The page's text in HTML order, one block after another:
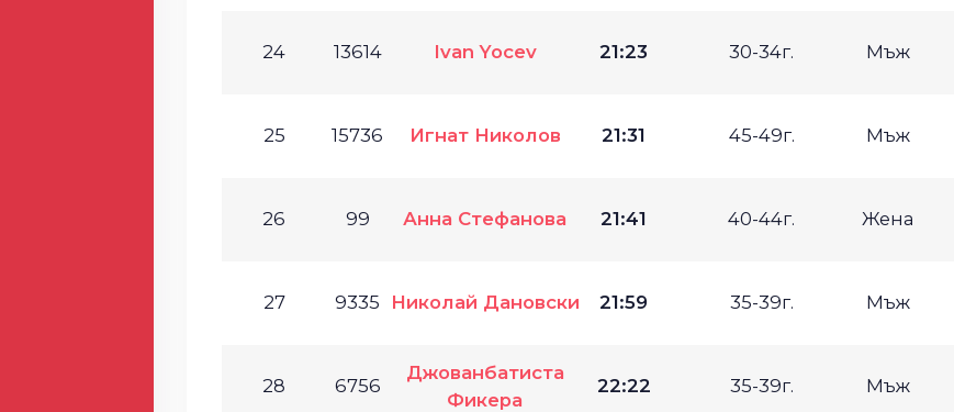
24 13614 Ivan Yocev 21:23 30-34г. Мъж
25 15736 Игнат Николов 21:31 45-49г. Мъж
26 99 Анна Стефанова 21:41 40-44г. Жена
27 9335 Николай Дановски 21:59 35-39г. Мъж
28 6756
Джованбатиста
Фикера
22:22 35-39г. Мъж